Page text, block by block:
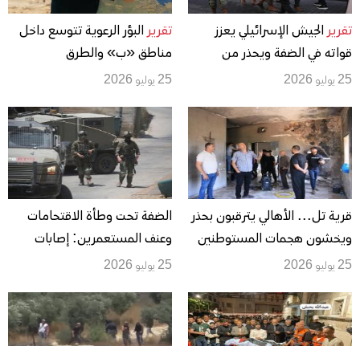
تقرير الجيش الإسرائيلي يعزز
قواته في الضفة ويحذر من
«اشتعال المنطقة» مع توسع
المستوطنين
25 يوليو 2026
تقرير البؤر الرعوية تتوسع داخل
مناطق «ب» والطرق
الاستيطانية تعمّق عزل
25 يوليو 2026
قرية تل... الأهالي يترقبون بحذر
ويخشون هجمات المستوطنين
25 يوليو 2026
الضفة تحت وطأة الاقتحامات
وعنف المستعمرين: إصابات
بالاختناق واعتقال والتحقيق مع
طرق
25 يوليو 2026